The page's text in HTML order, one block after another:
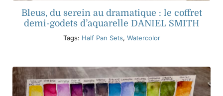
Bleus, du serein au dramatique : le coffret
demi-godets d’aquarelle DANIEL SMITH
Tags: Half Pan Sets, Watercolor